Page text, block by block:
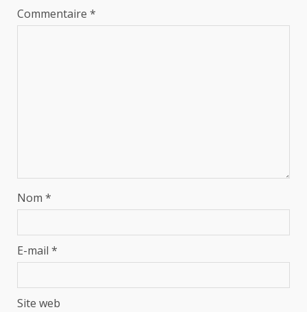
Commentaire *
Nom *
E-mail *
Site web